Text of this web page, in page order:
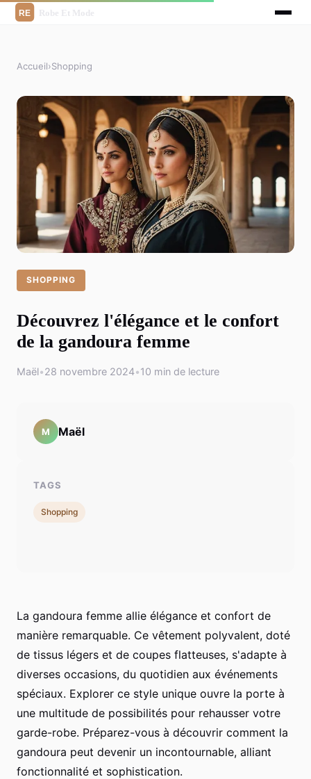
Accueil›Shopping
SHOPPING
Découvrez l'élégance et le confort
de la gandoura femme
Maël•28 novembre 2024•10 min de lecture
La gandoura femme allie élégance et confort de
manière remarquable. Ce vêtement polyvalent, doté
de tissus légers et de coupes flatteuses, s'adapte à
diverses occasions, du quotidien aux événements
spéciaux. Explorer ce style unique ouvre la porte à
une multitude de possibilités pour rehausser votre
garde-robe. Préparez-vous à découvrir comment la
gandoura peut devenir un incontournable, alliant
fonctionnalité et sophistication.
M Maël
TAGS
Shopping